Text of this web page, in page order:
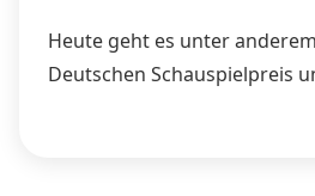
Heute geht es unter
Deutschen Schauspielpreis